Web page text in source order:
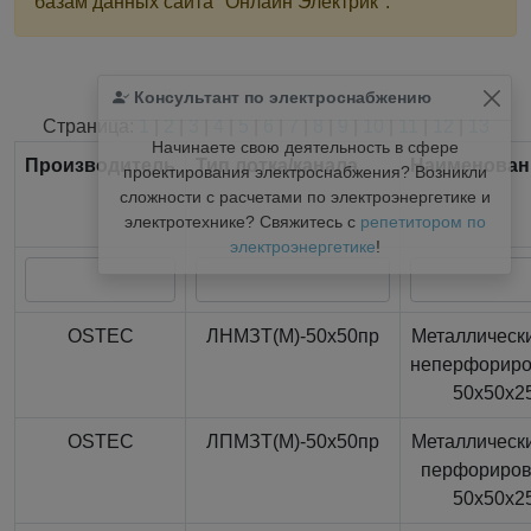
Консультант по электроснабжению
Начинаете свою деятельность в сфере
проектирования электроснабжения? Возникли
сложности с расчетами по электроэнергетике и
электротехнике? Свяжитесь с репетитором по
электроэнергетике!
Найдено366из366записей.
Страница:
Производитель
Тип лотка/канала
OSTEC ЛНМЗТ(М)-50x50пр
OSTEC ЛПМЗТ(М)-50x50пр